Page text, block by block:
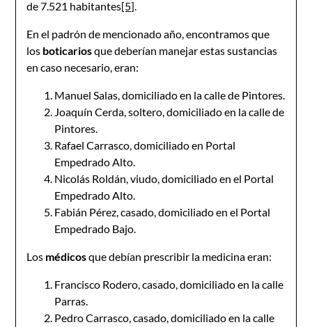
de 7.521 habitantes[5].
En el padrón de mencionado año, encontramos que
los boticariosque deberían manejar estas sustancias
en caso necesario, eran:
Manuel Salas, domiciliado en la calle de Pintores.
Joaquín Cerda, soltero, domiciliado en la calle de
Pintores.
Rafael Carrasco, domiciliado en Portal
Empedrado Alto.
Nicolás Roldán, viudo, domiciliado en el Portal
Empedrado Alto.
Fabián Pérez, casado, domiciliado en el Portal
Empedrado Bajo.
Los médicosque debían prescribir la medicina eran:
Francisco Rodero, casado, domiciliado en la calle
Parras.
Pedro Carrasco, casado, domiciliado en la calle